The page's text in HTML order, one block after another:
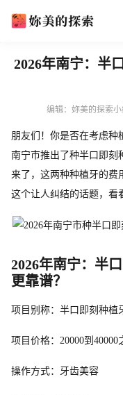
2026年南宁：半
编辑：妳美的探索小
朋友们！你是否在考虑种
南宁市推出了种半口即刻
来了，这两种种植牙的费
这个让人纠结的话题，看
2026年南宁：半
更靠谱？
项目别称：半口即刻种植
项目价格：20000到40000
操作方式：牙齿美容